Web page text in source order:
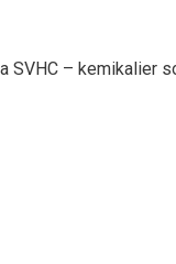
SVHC – kemikalier